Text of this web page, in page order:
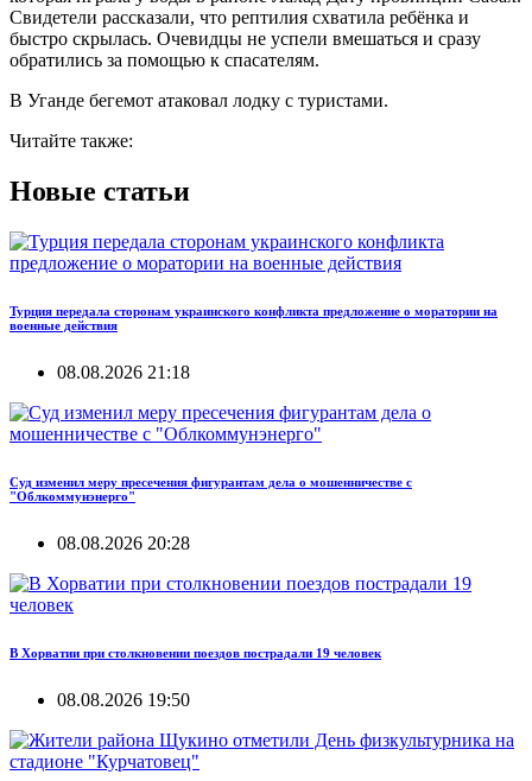
Свидетели рассказали, что рептилия схватила ребёнка и
быстро скрылась. Очевидцы не успели вмешаться и сразу
обратились за помощью к спасателям.
В Уганде бегемот атаковал лодку с туристами.
Читайте также:
Новые статьи
Турция передала сторонам украинского конфликта предложение о моратории на
военные действия
08.08.2026 21:18
Суд изменил меру пресечения фигурантам дела о мошенничестве с
"Облкоммунэнерго"
08.08.2026 20:28
В Хорватии при столкновении поездов пострадали 19 человек
08.08.2026 19:50